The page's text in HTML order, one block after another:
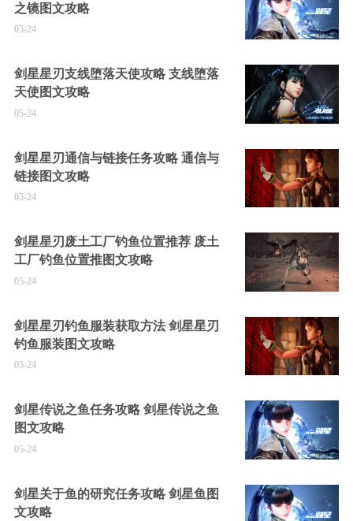
之镜图文攻略
05-24
剑星星刃支线堕落天使攻略 支线堕落
天使图文攻略
05-24
剑星星刃通信与链接任务攻略 通信与
链接图文攻略
05-24
剑星星刃废土工厂钓鱼位置推荐 废土
工厂钓鱼位置推图文攻略
05-24
剑星星刃钓鱼服装获取方法 剑星星刃
钓鱼服装图文攻略
05-24
剑星传说之鱼任务攻略 剑星传说之鱼
图文攻略
05-24
剑星关于鱼的研究任务攻略 剑星鱼图
文攻略